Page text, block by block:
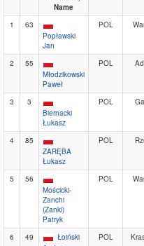
Name
1
63
Popławski
Jan
POL
2
55
Młodzikowski
Paweł
POL
3
3
Biernacki
Łukasz
POL
4
85
ZARĘBA
Łukasz
POL
5
56
Mościcki-
Zanchi
(Zanki)
Patryk
POL
6 49
Łoiński
POL